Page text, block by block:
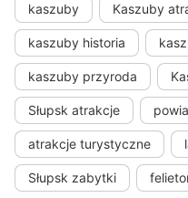
kaszuby Kaszuby
kaszuby historia
kaszuby przyroda
Słupsk atrakcje
atrakcje turystyczne
Słupsk zabytki